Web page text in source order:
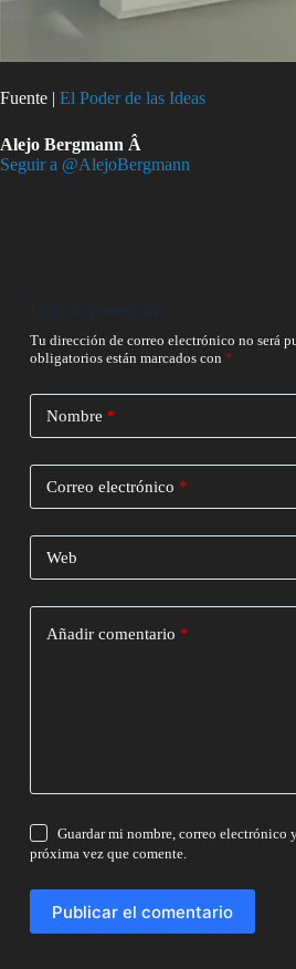
Fuente | El Poder de las Ideas
Alejo Bergmann Â
Seguir a @AlejoBergmann
Deja un comentario
Tu dirección de correo electrónico no será
obligatorios están marcados con *
Nombre *
Correo electrónico *
Web
Añadir comentario *
Guardar mi nombre, correo electrónico
próxima vez que comente.
Publicar el comentario